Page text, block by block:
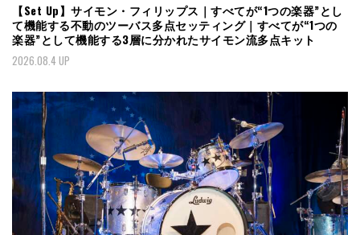
【Set Up】サイモン・フィリップス｜すべてが“1つの楽器”とし
て機能する不動のツーバス多点セッティング｜すべてが“1つの
楽器”として機能する3層に分かれたサイモン流多点キット
2026.08.4 UP